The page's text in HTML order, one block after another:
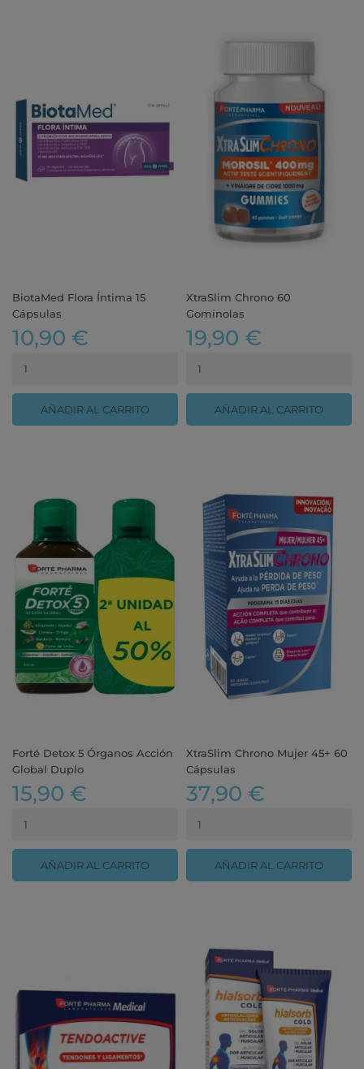
BiotaMed Flora Íntima 15
Cápsulas
10,90 €
AÑADIR AL CARRITO
XtraSlim Chrono 60
Gominolas
19,90 €
AÑADIR AL CARRITO
Forté Detox 5 Órganos Acción
Global Duplo
15,90 €
AÑADIR AL CARRITO
XtraSlim Chrono Mujer 45+ 60
Cápsulas
37,90 €
AÑADIR AL CARRITO